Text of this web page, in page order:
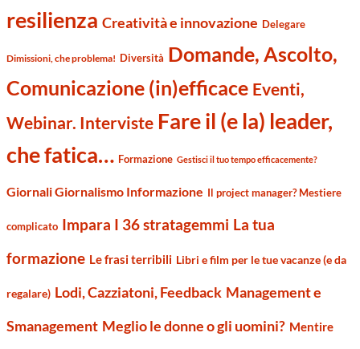
resilienza Creatività e innovazione Delegare
Dimissioni, che problema! Diversità Domande, Ascolto,
Comunicazione (in)efficace Eventi,
Webinar. Interviste Fare il (e la) leader,
che fatica… Formazione Gestisci il tuo tempo efficacemente?
Giornali Giornalismo Informazione Il project manager? Mestiere
complicato Impara I 36 stratagemmi La tua
formazione Le frasi terribili Libri e film per le tue vacanze (e da
regalare) Lodi, Cazziatoni, Feedback Management e
Smanagement Meglio le donne o gli uomini? Mentire